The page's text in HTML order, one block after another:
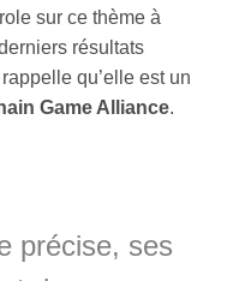
sur ce thème à
résultats
qu’elle est un
Game Alliance.
précise, ses